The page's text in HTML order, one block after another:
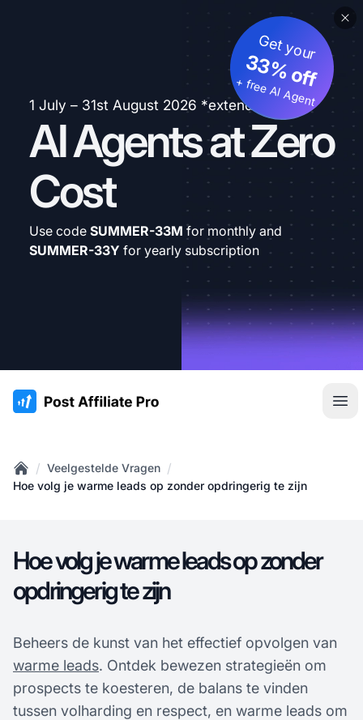
1 July – 31st August 2026 *extended
AI Agents at Zero
Cost
Get your
33% off
+ free AI Agent
Use code SUMMER-33M for monthly and
SUMMER-33Y for yearly subscription
:site.title
Home
/ Veelgestelde Vragen /
Hoe volg je warme leads op zonder opdringerig te zijn
Hoe volg je warme leads op zonder
opdringerig te zijn
Beheers de kunst van het effectief opvolgen van
warme leads. Ontdek bewezen strategieën om
prospects te koesteren, de balans te vinden
tussen volharding en respect, en warme leads om